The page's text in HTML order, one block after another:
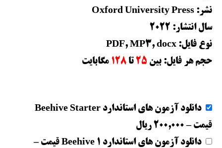
نشر: Oxford University Press
سال انتشار: 2022
نوع فایل: PDF, MP3, docx
حجم هر فایل: بین 25 تا 128 مگابایت
دانلود آزمون های استاندارد Beehive Starter
قیمت – 200,000 ریال
دانلود آزمون های استاندارد Beehive 1 قیمت
–